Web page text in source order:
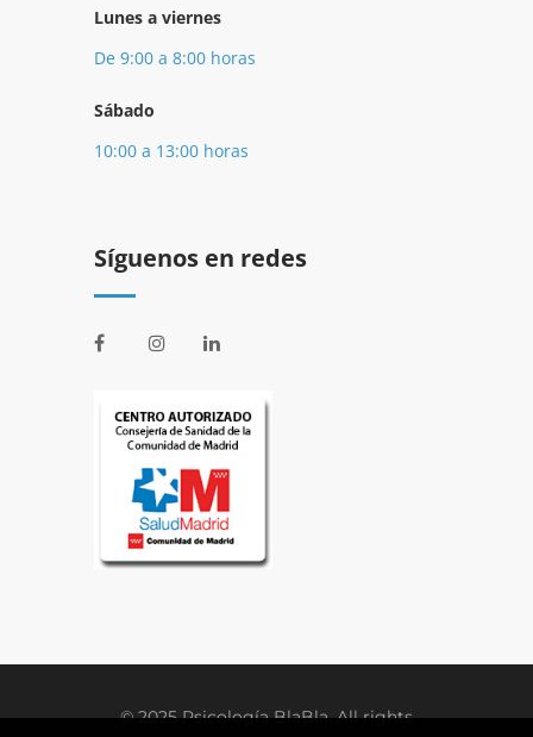
Lunes a viernes
De 9:00 a 8:00 horas
Sábado
10:00 a 13:00 horas
Síguenos en redes
© 2025 Psicología BlaBla. All rights